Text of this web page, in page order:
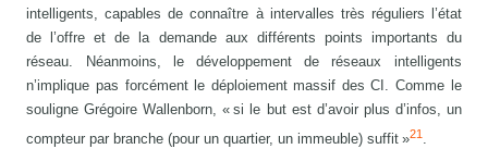
intelligents, capables de connaître à intervalles très réguliers l’état
de l’offre et de la demande aux différents points importants du
réseau. Néanmoins, le développement de réseaux intelligents
n’implique pas forcément le déploiement massif des CI. Comme le
souligne Grégoire Wallenborn, « si le but est d’avoir plus d’infos, un
compteur par branche (pour un quartier, un immeuble) suffit »21 .